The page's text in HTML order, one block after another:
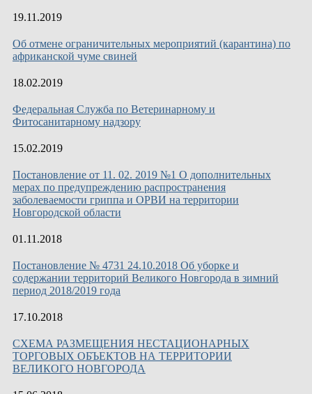
19.11.2019
Об отмене ограничительных мероприятий (карантина) по
африканской чуме свиней
18.02.2019
Федеральная Служба по Ветеринарному и
Фитосанитарному надзору
15.02.2019
Постановление от 11. 02. 2019 №1 О дополнительных
мерах по предупреждению распространения
заболеваемости гриппа и ОРВИ на территории
Новгородской области
01.11.2018
Постановление № 4731 24.10.2018 Об уборке и
содержании территорий Великого Новгорода в зимний
период 2018/2019 года
17.10.2018
СХЕМА РАЗМЕЩЕНИЯ НЕСТАЦИОНАРНЫХ
ТОРГОВЫХ ОБЪЕКТОВ НА ТЕРРИТОРИИ
ВЕЛИКОГО НОВГОРОДА